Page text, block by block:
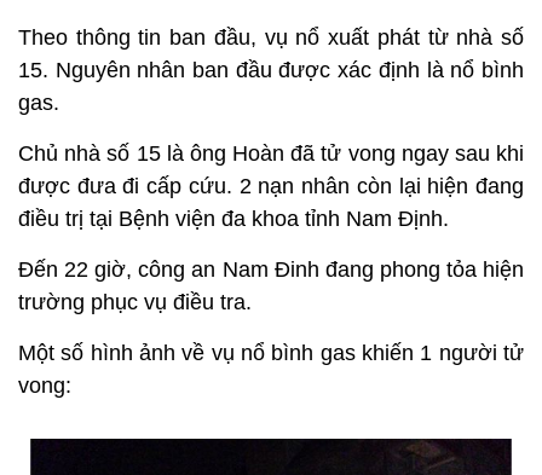
Theo thông tin ban đầu, vụ nổ xuất phát từ nhà số
15. Nguyên nhân ban đầu được xác định là nổ bình
gas.
Chủ nhà số 15 là ông Hoàn đã tử vong ngay sau khi
được đưa đi cấp cứu. 2 nạn nhân còn lại hiện đang
điều trị tại Bệnh viện đa khoa tỉnh Nam Định.
Đến 22 giờ, công an Nam Đinh đang phong tỏa hiện
trường phục vụ điều tra.
Một số hình ảnh về vụ nổ bình gas khiến 1 người tử
vong: